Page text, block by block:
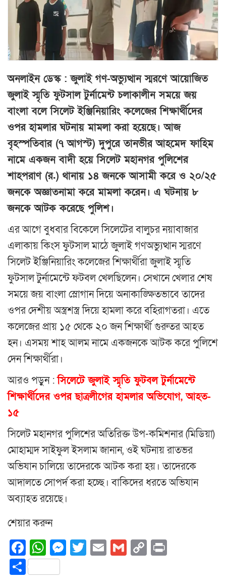
অনলাইন ডেস্ক : জুলাই গণ-অভ্যুত্থান স্মরণে আয়োজিত
জুলাই স্মৃতি ফুটসাল টুর্নামেন্ট চলাকালীন সময়ে জয়
বাংলা বলে সিলেট ইঞ্জিনিয়ারিং কলেজের শিক্ষার্থীদের
ওপর হামলার ঘটনায় মামলা করা হয়েছে। আজ
বৃহস্পতিবার (৭ আগস্ট) দুপুরে তানভীর আহমেদ ফাহিম
নামে একজন বাদী হয়ে সিলেট মহানগর পুলিশের
শাহপরাণ (র.) থানায় ১৪ জনকে আসামী করে ও ২০/২৫
জনকে অজ্ঞাতনামা করে মামলা করেন। এ ঘটনায় ৮
জনকে আটক করেছে পুলিশ।
এর আগে বুধবার বিকেলে সিলেটের বালুচর নয়াবাজার
এলাকায় কিংস ফুটসাল মাঠে জুলাই গণঅভ্যুত্থান স্মরণে
সিলেট ইঞ্জিনিয়ারিং কলেজের শিক্ষার্থীরা জুলাই স্মৃতি
ফুটসাল টুর্নামেন্টে ফটবল খেলছিলেন। সেখানে খেলার শেষ
সময়ে জয় বাংলা স্লোগান দিয়ে অনাকাঙ্ক্ষিতভাবে তাদের
ওপর দেশীয় অস্ত্রশস্ত্র দিয়ে হামলা করে বহিরাগতরা। এতে
কলেজের প্রায় ১৫ থেকে ২০ জন শিক্ষার্থী গুরুতর আহত
হন। এসময় শাহ আলম নামে একজনকে আটক করে পুলিশে
দেন শিক্ষার্থীরা।
আরও পড়ুন :সিলেটে জুলাই স্মৃতি ফুটবল টুর্নামেন্টে
শিক্ষার্থীদের ওপর ছাত্রলীগের হামলার অভিযোগ, আহত-
১৫
সিলেট মহানগর পুলিশের অতিরিক্ত উপ-কমিশনার (মিডিয়া)
মোহাম্মদ সাইফুল ইসলাম জানান, ওই ঘটনায় রাতভর
অভিযান চালিয়ে তাদেরকে আটক করা হয়। তাদেরকে
আদালতে সোপর্দ করা হচ্ছে। বাকিদের ধরতে অভিযান
অব্যাহত রয়েছে।
শেয়ার করুন
Facebook
WhatsApp
Messenger
Twitter
EmailGmail
Copy
Share